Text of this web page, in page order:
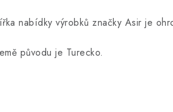
nabídky výrobků značky Asir je
původu je Turecko.